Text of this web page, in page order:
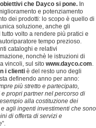
che Dayco si pone. In
e potenziamento
dei prodotti: lo scopo è quello di
soluzione, anche gli
volto a rendere più pratici e
tempo prezioso.
cataloghi e relativi
nonchè le istruzioni di
vincoli, sul sito www.dayco.com.
i clienti è del resto uno degli
definendo anno per anno:
più stretto e partecipato,
propri partner nel percorso di
alla costituzione dei
e agli ingenti investimenti che sono
di offerta di servizi e
”.